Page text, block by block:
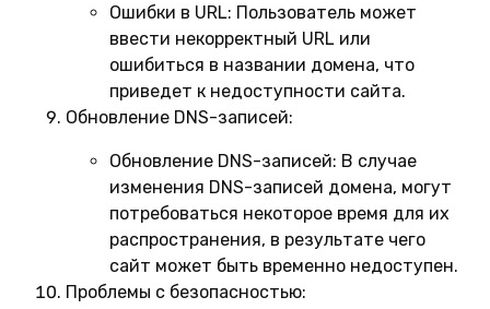
Ошибки в URL: Пользователь может
ввести некорректный URL или
ошибиться в названии домена, что
приведет к недоступности сайта.
Обновление DNS-записей:
Обновление DNS-записей: В случае
изменения DNS-записей домена, могут
потребоваться некоторое время для их
распространения, в результате чего
сайт может быть временно недоступен.
Проблемы с безопасностью: